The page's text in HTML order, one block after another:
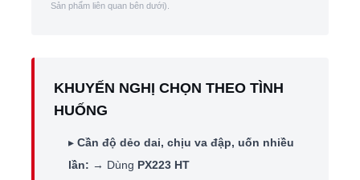
Sản phẩm liên quan bên dưới).
KHUYẾN NGHỊ CHỌN THEO TÌNH
HUỐNG
▸Cần độ dẻo dai, chịu va đập, uốn nhiều
lần: → Dùng PX223 HT